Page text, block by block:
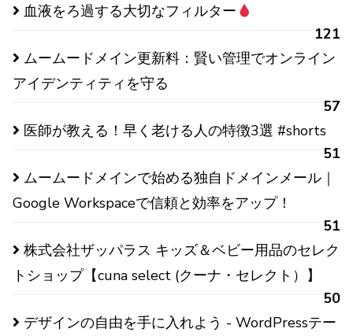
血液をろ過する大切なフィルター
121
ムームードメイン更新料：賢い管理でオンライン
アイデンティティを守る
57
医師が教える！早く老ける人の特徴3選 #shorts
51
ムームードメインで始める独自ドメインメール｜
Google Workspaceで信頼と効率をアップ！
51
株式会社ザッパラス キッズ＆ベビー用品のセレク
トショップ【cuna select (クーナ・セレクト）】
50
デザインの自由を手に入れよう - WordPressテー